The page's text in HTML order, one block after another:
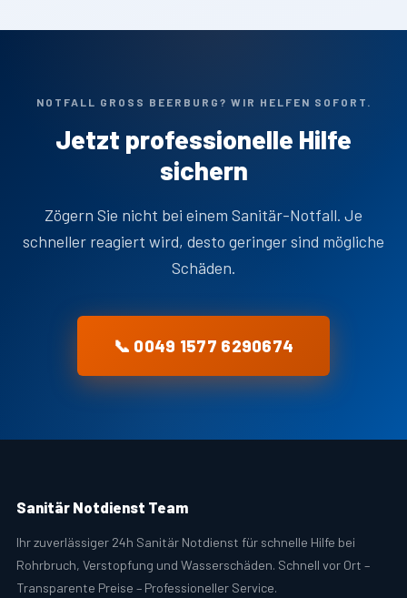
NOTFALL GROSS BEERBURG? WIR HELFEN SOFORT.
Jetzt professionelle Hilfe
sichern
Zögern Sie nicht bei einem Sanitär-Notfall. Je
schneller reagiert wird, desto geringer sind mögliche
Schäden.
📞 0049 1577 6290674
Sanitär Notdienst Team
Ihr zuverlässiger 24h Sanitär Notdienst für schnelle Hilfe bei
Rohrbruch, Verstopfung und Wasserschäden. Schnell vor Ort –
Transparente Preise – Professioneller Service.